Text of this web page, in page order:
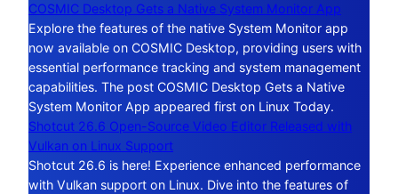
COSMIC Desktop Gets a Native System Monitor App
Explore the features of the native System Monitor app
now available on COSMIC Desktop, providing users with
essential performance tracking and system management
capabilities. The post COSMIC Desktop Gets a Native
System Monitor App appeared first on Linux Today.
Shotcut 26.6 Open-Source Video Editor Released with
Vulkan on Linux Support
Shotcut 26.6 is here! Experience enhanced performance
with Vulkan support on Linux. Dive into the features of